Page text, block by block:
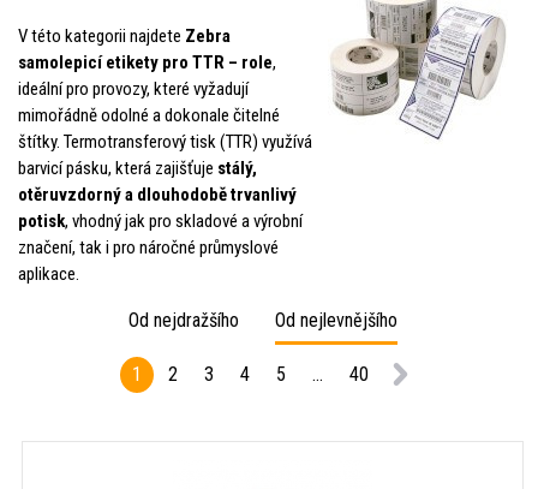
V této kategorii najdete Zebra
samolepicí etikety pro TTR – role,
ideální pro provozy, které vyžadují
mimořádně odolné a dokonale čitelné
štítky. Termotransferový tisk (TTR) využívá
barvicí pásku, která zajišťuje stálý,
otěruvzdorný a dlouhodobě trvanlivý
potisk, vhodný jak pro skladové a výrobní
značení, tak i pro náročné průmyslové
aplikace.
Od nejdražšího Od nejlevnějšího
1 2 3 4 5 ... 40